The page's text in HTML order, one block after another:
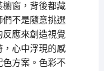
櫥窗，背後都藏
不是隨意挑選
應來創造視覺
，心中浮現的感
色方案。色彩不